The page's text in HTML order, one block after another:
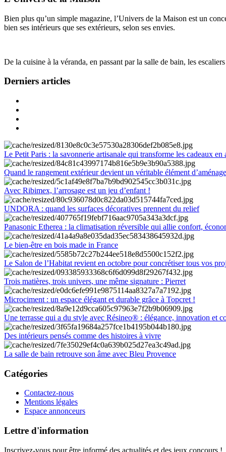
Bien plus qu’un simple magazine, l’Univers de la Maison est un
bien ses intérieurs que ses extérieurs, selon ses envies.
De la cuisine à la véranda, en passant par la salle de bain, les
Derniers articles
Le Petit Paris : la savonnerie artisanale qui transforme les cadeaux en
Quand le rangement extérieur devient un véritable élément
Avec Ribimex, l’arrosage est un jeu d’enfant !
UNDORA : quand les surfaces décoratives prennent du relief
Panasonic Etherea : la climatisation réversible qui allie confort,
Le bien-être en bois made in France
Le Salon de l’Habitat revient en octobre pour concrétiser tous vos
Trois matières, trois univers, une même signature : Pierret
Microciment : un espace élégant et durable grâce à Topcret !
Une terrasse qui a du style avec Résineo® : élégance, innovation et
Des intérieurs pensés comme des histoires à vivre
La salle de bain retrouve son âme avec Bleu Provence
Catégories
Contactez-nous
Mentions légales
Espace annonceurs
Lettre d'information
Inscrivez-vous pour être informé des actualités et des jeux concours !